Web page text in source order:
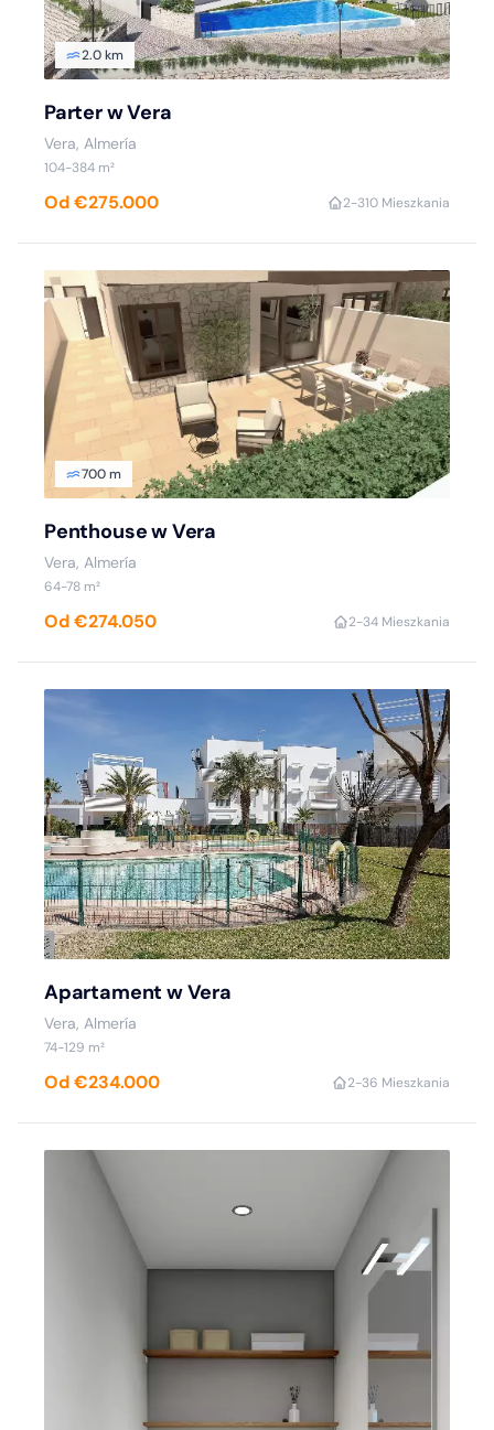
2.0 km
Parter w Vera
Vera, Almería
104-384 m²
Od €275.000 2-310 Mieszkania
700 m
Penthouse w Vera
Vera, Almería
64-78 m²
Od €274.050 2-34 Mieszkania
Apartament w Vera
Vera, Almería
74-129 m²
Od €234.000 2-36 Mieszkania